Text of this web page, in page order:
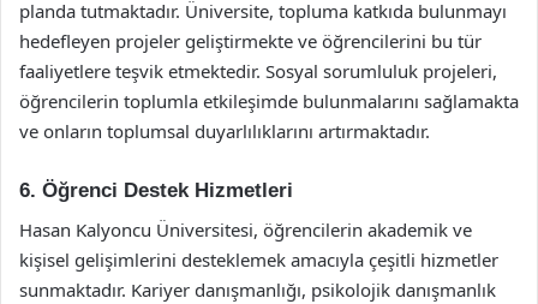
planda tutmaktadır. Üniversite, topluma katkıda bulunmayı
hedefleyen projeler geliştirmekte ve öğrencilerini bu tür
faaliyetlere teşvik etmektedir. Sosyal sorumluluk projeleri,
öğrencilerin toplumla etkileşimde bulunmalarını sağlamakta
ve onların toplumsal duyarlılıklarını artırmaktadır.
6. Öğrenci Destek Hizmetleri
Hasan Kalyoncu Üniversitesi, öğrencilerin akademik ve
kişisel gelişimlerini desteklemek amacıyla çeşitli hizmetler
sunmaktadır. Kariyer danışmanlığı, psikolojik danışmanlık